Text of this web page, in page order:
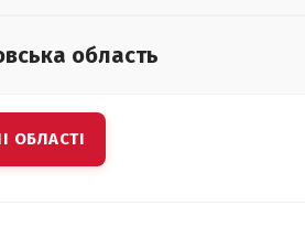
область
ОБЛАСТІ